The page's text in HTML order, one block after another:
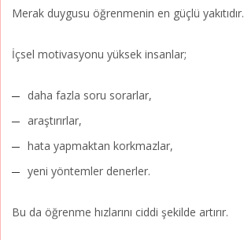
Merak duygusu öğrenmenin en güçlü yakıtıdır.
İçsel motivasyonu yüksek insanlar;
daha fazla soru sorarlar,
araştırırlar,
hata yapmaktan korkmazlar,
yeni yöntemler denerler.
Bu da öğrenme hızlarını ciddi şekilde artırır.